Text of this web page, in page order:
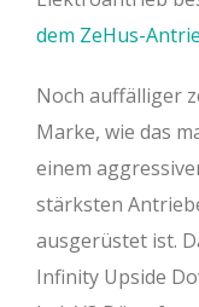
dem ZeHus-
Noch auffälliger
Marke, wie das
einem
stärksten
ausgerüstet ist.
Infinity Upside